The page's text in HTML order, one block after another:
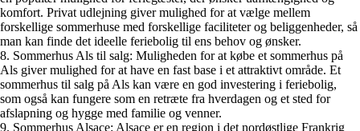
komfort. Privat udlejning giver mulighed for at vælge mellem
forskellige sommerhuse med forskellige faciliteter og beliggenheder, så
man kan finde det ideelle feriebolig til ens behov og ønsker.
8. Sommerhus Als til salg: Muligheden for at købe et sommerhus på
Als giver mulighed for at have en fast base i et attraktivt område. Et
sommerhus til salg på Als kan være en god investering i feriebolig,
som også kan fungere som en retræte fra hverdagen og et sted for
afslapning og hygge med familie og venner.
9. Sommerhus Alsace: Alsace er en region i det nordøstlige Frankrig